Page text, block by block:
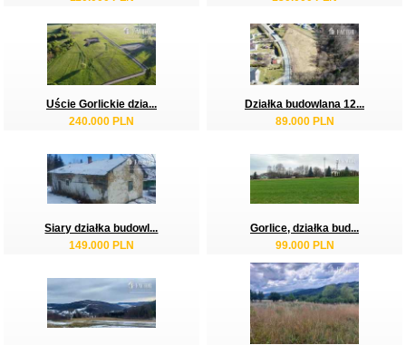
Uście Gorlickie dzia...
240.000 PLN
Działka budowlana 12...
89.000 PLN
Siary działka budowl...
149.000 PLN
Gorlice, działka bud...
99.000 PLN